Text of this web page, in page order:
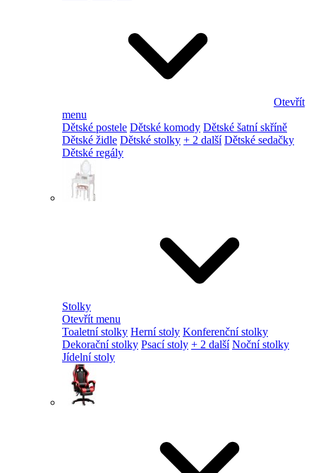
Otevřít
menu
Dětské postele Dětské komody Dětské šatní skříně
Dětské židle Dětské stolky + 2 další Dětské sedačky
Dětské regály
Stolky
Otevřít menu
Toaletní stolky Herní stoly Konferenční stolky
Dekorační stolky Psací stoly + 2 další Noční stolky
Jídelní stoly